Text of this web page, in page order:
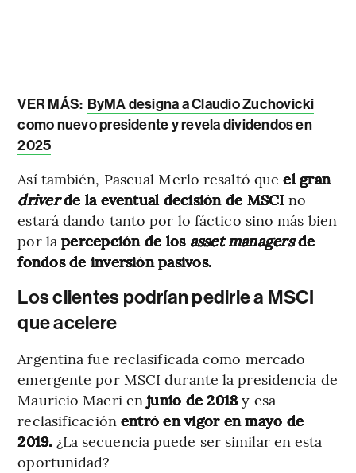
VER MÁS: ByMA designa a Claudio Zuchovicki
como nuevo presidente y revela dividendos en
2025
Así también, Pascual Merlo resaltó que el gran
driverde la eventual decisión de MSCI no
estará dando tanto por lo fáctico sino más bien
por la percepción de los asset managersde
fondos de inversión pasivos.
Los clientes podrían pedirle a MSCI
que acelere
Argentina fue reclasificada como mercado
emergente por MSCI durante la presidencia de
Mauricio Macri enjunio de 2018 y esa
reclasificación entró en vigor en mayo de
2019. ¿La secuencia puede ser similar en esta
oportunidad?